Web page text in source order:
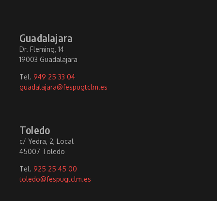
Guadalajara
Dr. Fleming, 14
19003 Guadalajara
Tel. 949 25 33 04
guadalajara@fespugtclm.es
Toledo
c/ Yedra, 2, Local
45007 Toledo
Tel. 925 25 45 00
toledo@fespugtclm.es